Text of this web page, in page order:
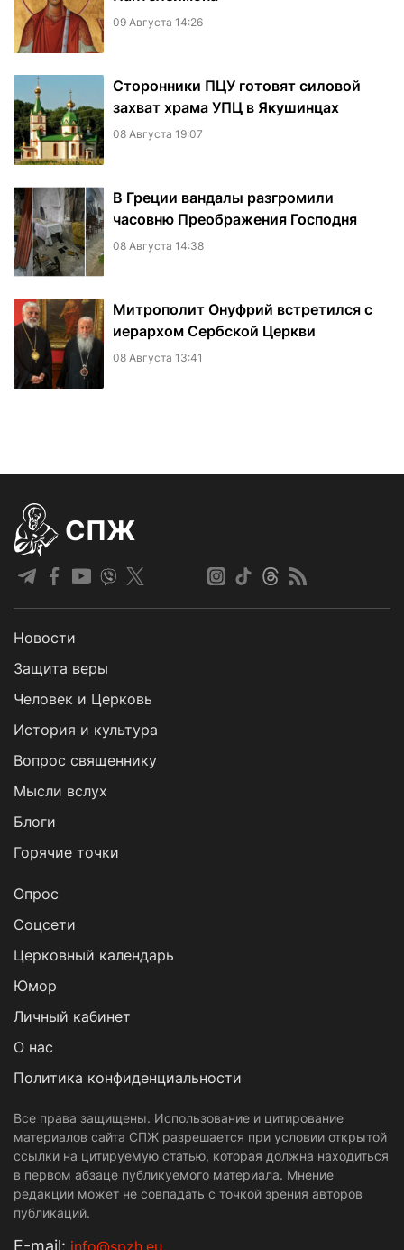
09 Августа 14:26
Сторонники ПЦУ готовят силовой
захват храма УПЦ в Якушинцах
08 Августа 19:07
В Греции вандалы разгромили
часовню Преображения Господня
08 Августа 14:38
Митрополит Онуфрий встретился с
иерархом Сербской Церкви
08 Августа 13:41
СПЖ
Новости
Защита веры
Человек и Церковь
История и культура
Вопрос священнику
Мысли вслух
Блоги
Горячие точки
Опрос
Cоцсети
Церковный календарь
Юмор
Личный кабинет
О нас
Политика конфиденциальности
Все права защищены. Использование и цитирование
материалов сайта СПЖ разрешается при условии открытой
ссылки на цитируемую статью, которая должна находиться
в первом абзаце публикуемого материала. Мнение
редакции может не совпадать с точкой зрения авторов
публикаций.
Е-mail: